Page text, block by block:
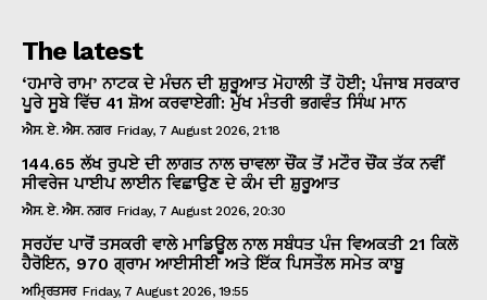
The latest
‘ਹਮਾਰੇ ਰਾਮ’ ਨਾਟਕ ਦੇ ਮੰਚਨ ਦੀ ਸ਼ੁਰੂਆਤ ਮੋਹਾਲੀ ਤੋਂ ਹੋਈ; ਪੰਜਾਬ ਸਰਕਾਰ
ਪੂਰੇ ਸੂਬੇ ਵਿੱਚ 41 ਸ਼ੋਅ ਕਰਵਾਏਗੀ: ਮੁੱਖ ਮੰਤਰੀ ਭਗਵੰਤ ਸਿੰਘ ਮਾਨ
ਐਸ. ਏ. ਐਸ. ਨਗਰ Friday, 7 August 2026, 21:18
144.65 ਲੱਖ ਰੁਪਏ ਦੀ ਲਾਗਤ ਨਾਲ ਚਾਵਲਾ ਚੌਂਕ ਤੋਂ ਮਟੌਰ ਚੌਂਕ ਤੱਕ ਨਵੀਂ
ਸੀਵਰੇਜ ਪਾਈਪ ਲਾਈਨ ਵਿਛਾਉਣ ਦੇ ਕੰਮ ਦੀ ਸ਼ੁਰੂਆਤ
ਐਸ. ਏ. ਐਸ. ਨਗਰ Friday, 7 August 2026, 20:30
ਸਰਹੱਦ ਪਾਰੋਂ ਤਸਕਰੀ ਵਾਲੇ ਮਾਡਿਊਲ ਨਾਲ ਸਬੰਧਤ ਪੰਜ ਵਿਅਕਤੀ 21 ਕਿਲੋ
ਹੈਰੋਇਨ, 970 ਗ੍ਰਾਮ ਆਈਸੀਈ ਅਤੇ ਇੱਕ ਪਿਸਤੌਲ ਸਮੇਤ ਕਾਬੂ
ਅਮ੍ਰਿਤਸਰ Friday, 7 August 2026, 19:55